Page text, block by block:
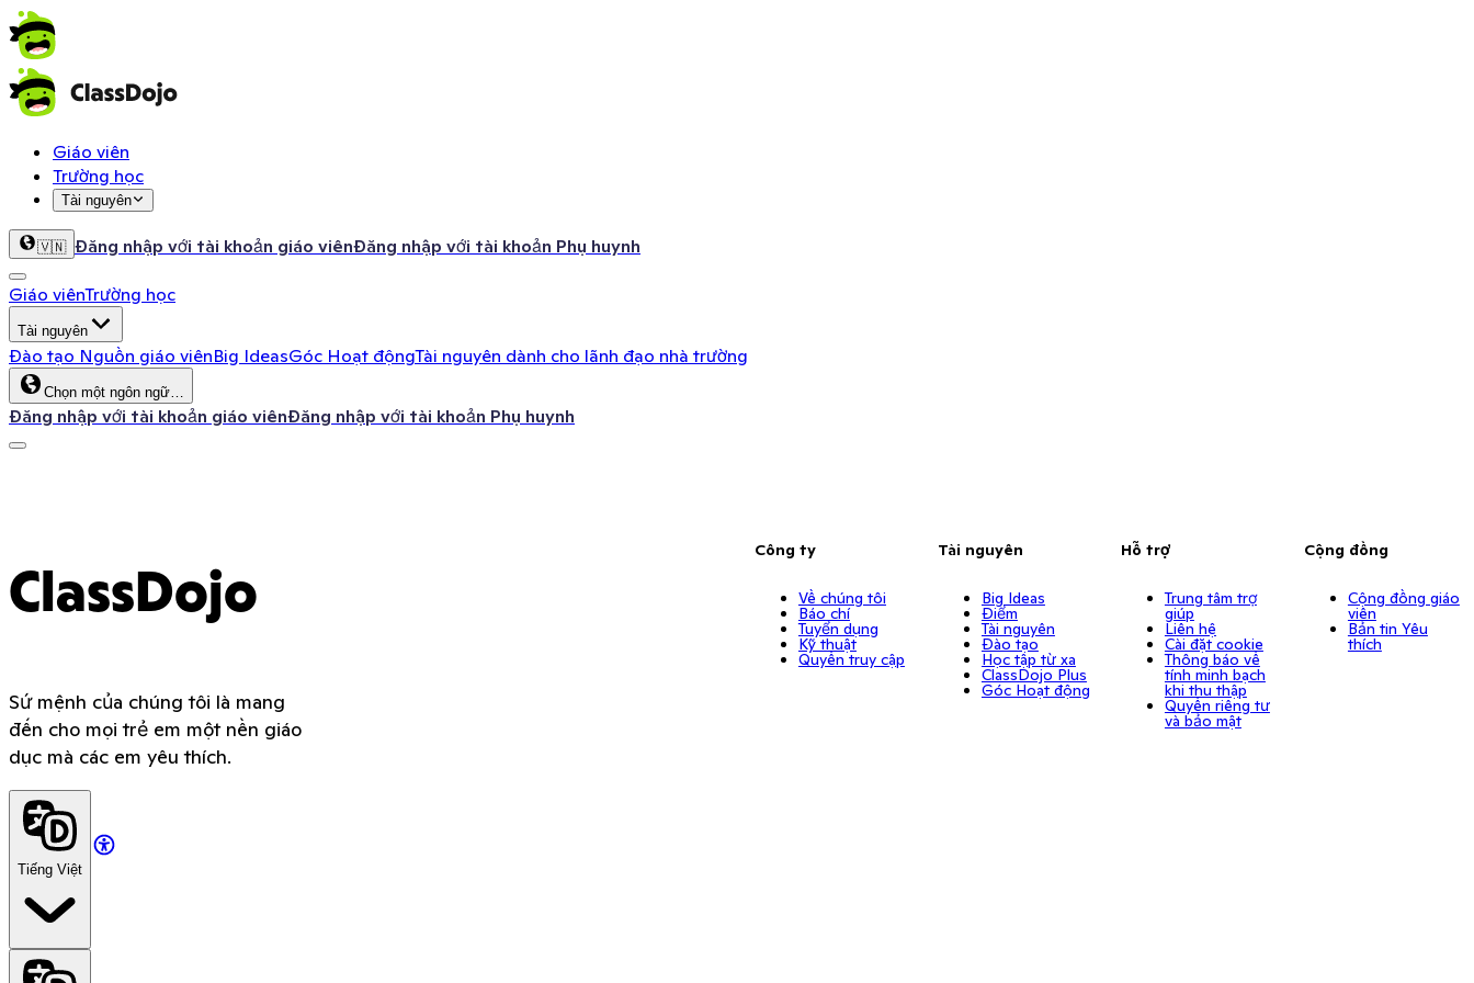
Giáo viên
Trường học
Tài nguyên
🇻🇳 Đăng nhập với tài khoản giáo viênĐăng nhập với tài khoản Phụ huynh
Giáo viênTrường học
Tài nguyên
Đào tạo Nguồn giáo viênBig IdeasGóc Hoạt độngTài nguyên dành cho lãnh đạo nhà trường
Chọn một ngôn ngữ…
Đăng nhập với tài khoản giáo viênĐăng nhập với tài khoản Phụ huynh
ClassDojo
Sứ mệnh của chúng tôi là mang
đến cho mọi trẻ em một nền giáo
dục mà các em yêu thích.
Tiếng Việt
Công ty
Về chúng tôi
Báo chí
Tuyển dụng
Kỹ thuật
Quyền truy cập
Tài nguyên
Big Ideas
Điểm
Tài nguyên
Đào tạo
Học tập từ xa
ClassDojo Plus
Góc Hoạt động
Hỗ trợ
Trung tâm trợ
giúp
Liên hệ
Cài đặt cookie
Thông báo về
tính minh bạch
khi thu thập
Quyền riêng tư
và bảo mật
Cộng đồng
Cộng đồng giáo
viên
Bản tin Yêu
thích